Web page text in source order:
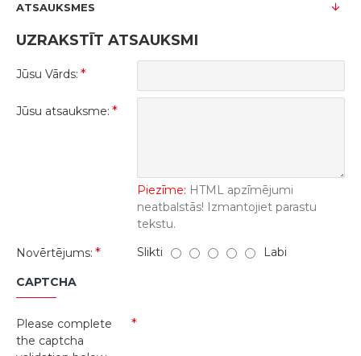
ATSAUKSMES
UZRAKSTĪT ATSAUKSMI
Jūsu Vārds:
Jūsu atsauksme:
Piezīme: HTML apzīmējumi
neatbalstās! Izmantojiet parastu
tekstu.
Novērtējums:
Slikti Labi
CAPTCHA
Please complete
the captcha